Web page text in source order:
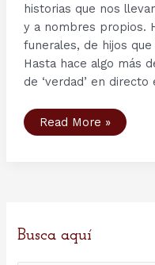
historias que nos
y a nombres propios.
funerales, de hijos
Hasta hace algo más
de ‘verdad’ en directo
Impresionantes
monumentos
Read More »
Busca aquí